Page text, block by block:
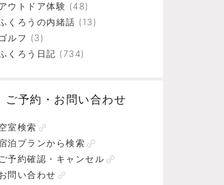
ウトドア体験 (48)
くろうの内緒話 (13)
ゴルフ (3)
くろう日記 (734)
ご予約・お問い合わせ
室検索
泊プランから検索
ご予約確認・キャンセル
問い合わせ